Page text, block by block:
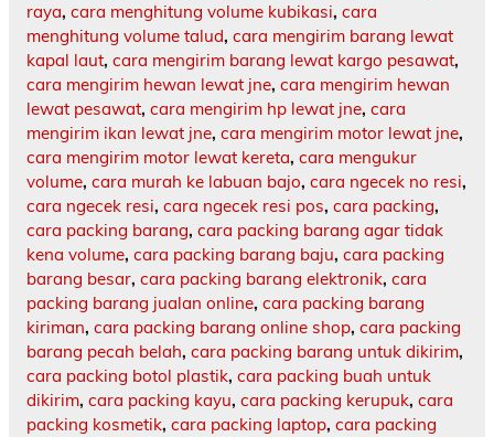
raya, cara menghitung volume kubikasi, cara
menghitung volume talud, cara mengirim barang lewat
kapal laut, cara mengirim barang lewat kargo pesawat,
cara mengirim hewan lewat jne, cara mengirim hewan
lewat pesawat, cara mengirim hp lewat jne, cara
mengirim ikan lewat jne, cara mengirim motor lewat jne,
cara mengirim motor lewat kereta, cara mengukur
volume, cara murah ke labuan bajo, cara ngecek no resi,
cara ngecek resi, cara ngecek resi pos, cara packing,
cara packing barang, cara packing barang agar tidak
kena volume, cara packing barang baju, cara packing
barang besar, cara packing barang elektronik, cara
packing barang jualan online, cara packing barang
kiriman, cara packing barang online shop, cara packing
barang pecah belah, cara packing barang untuk dikirim,
cara packing botol plastik, cara packing buah untuk
dikirim, cara packing kayu, cara packing kerupuk, cara
packing kosmetik, cara packing laptop, cara packing